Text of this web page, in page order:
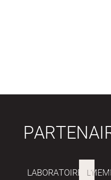
LABORATOIRES